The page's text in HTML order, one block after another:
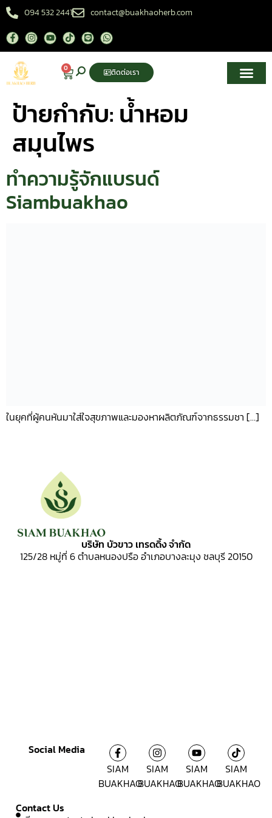
094 532 2441 contact@buakhaoherb.com
0 ติดต่อเรา
ป้ายกำกับ: น้ำหอม
สมุนไพร
ทำความรู้จักแบรนด์
Siambuakhao
ในยุคที่ผู้คนหันมาใส่ใจสุขภาพและมองหาผลิตภัณฑ์จากธรรมชา […]
บริษัท บัวขาว เทรดดิ้ง จำกัด
125/28 หมู่ที่ 6ตำบลหนองปรือ อำเภอบางละมุง ชลบุรี 20150
Social Media
SIAM
BUAKHAO
SIAM
BUAKHAO
SIAM
BUAKHAO
SIAM
BUAKHAO
Contact Us